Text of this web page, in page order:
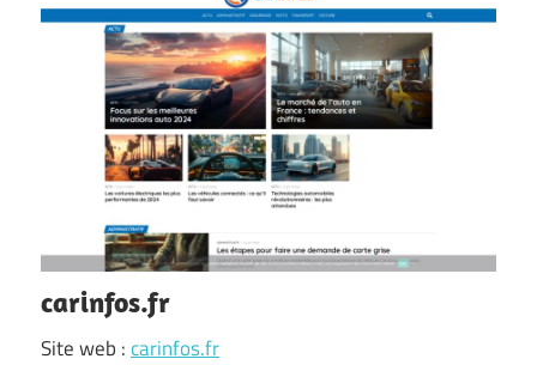
carinfos.fr
Site web :carinfos.fr